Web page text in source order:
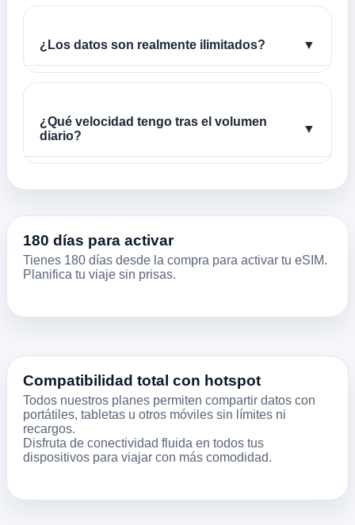
¿Los datos son realmente ilimitados? ▼
¿Qué velocidad tengo tras el volumen
diario?
▼
180 días para activar
Tienes 180 días desde la compra para activar tu eSIM.
Planifica tu viaje sin prisas.
Compatibilidad total con hotspot
Todos nuestros planes permiten compartir datos con
portátiles, tabletas u otros móviles sin límites ni
recargos.
Disfruta de conectividad fluida en todos tus
dispositivos para viajar con más comodidad.